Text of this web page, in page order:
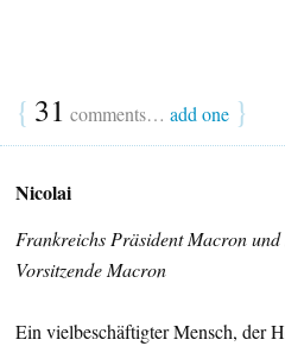
{ 31 comments… add one }
Nicolai
Frankreichs Präsident Macron
Vorsitzende Macron
Ein vielbeschäftigter Mensch, der